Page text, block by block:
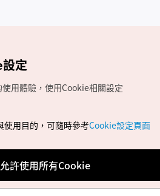
社版權所有
迎來信至官方信箱
定
用體驗，使用Cookie相關設定
用目的，可隨時參考Cookie設定頁面
允許使用所有Cookie